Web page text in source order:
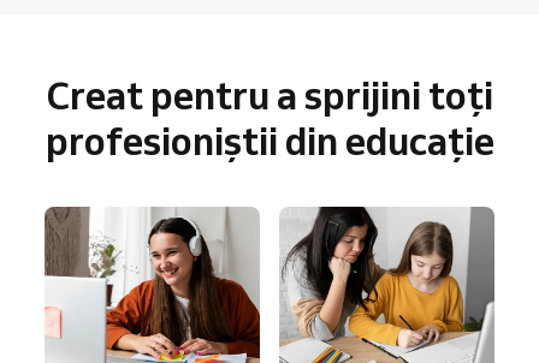
Creat pentru a sprijini toți
profesioniștii din educație